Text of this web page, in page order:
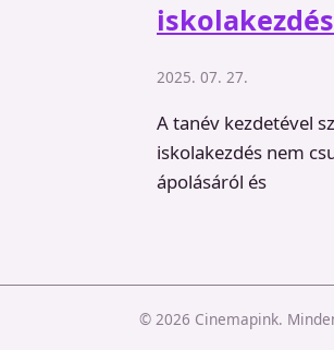
2025. 07. 27.
A tanév kezdetével
iskolakezdés nem
ápolásáról és
© 2026 Cinemapink.